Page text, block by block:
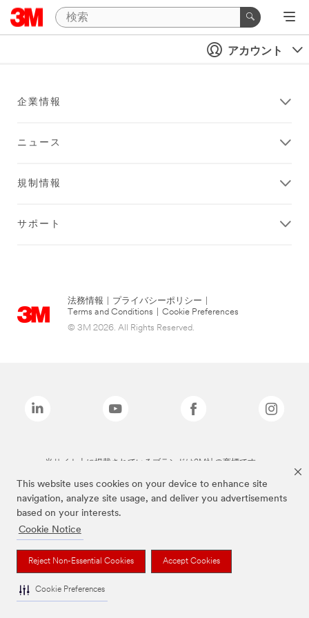
This website uses cookies on your device to enhance site
navigation, analyze site usage, and deliver you advertisements
based on your interests.
Cookie Notice
Reject Non-Essential Cookies Accept Cookies
Cookie Preferences
アカウント
企業情報
ニュース
規制情報
サポート
法務情報 プライバシーポリシー
Terms and Conditions
Cookie Preferences
© 3M 2026. All Rights Reserved.
当サイト上に掲載されているブランドは3M社の商標です。